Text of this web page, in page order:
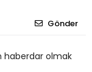
Gönder
haberdar olmak